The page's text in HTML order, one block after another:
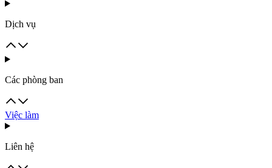
Dịch vụ
Các phòng ban
Việc làm
Liên hệ